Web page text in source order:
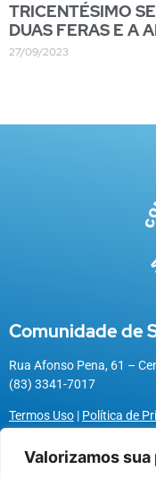
Valorizamos
TRICENTÉSIMO
DUAS FERAS E A
27/09/2023
Comunidade de
Rua Afonso Pena, 61 –
(83) 3341-7017
Termos Uso | Política de